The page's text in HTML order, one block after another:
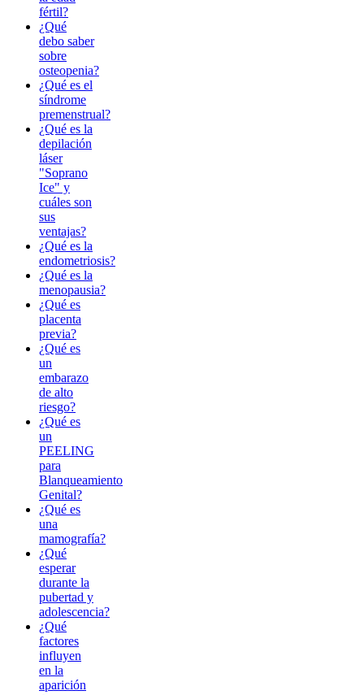
fértil?
¿Qué
debo saber
sobre
osteopenia?
¿Qué es el
síndrome
premenstrual?
¿Qué es la
depilación
láser
"Soprano
Ice" y
cuáles son
sus
ventajas?
¿Qué es la
endometriosis?
¿Qué es la
menopausia?
¿Qué es
placenta
previa?
¿Qué es
un
embarazo
de alto
riesgo?
¿Qué es
un
PEELING
para
Blanqueamiento
Genital?
¿Qué es
una
mamografía?
¿Qué
esperar
durante la
pubertad y
adolescencia?
¿Qué
factores
influyen
en la
aparición